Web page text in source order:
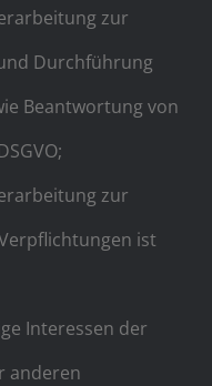
zur
Durchführung
Beantwortung von
zur
ist
Interessen der
anderen